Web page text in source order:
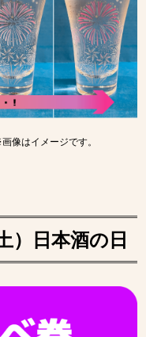
像はイメージです。
）日本酒の日